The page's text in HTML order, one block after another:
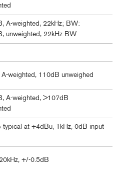
A-weighted, 22kHz; BW:
unweighted, 22kHz BW
weighted, 110dB unweighed
A-weighted, >107dB
typical at +4dBu, 1kHz, 0dB input
+/-0.5dB